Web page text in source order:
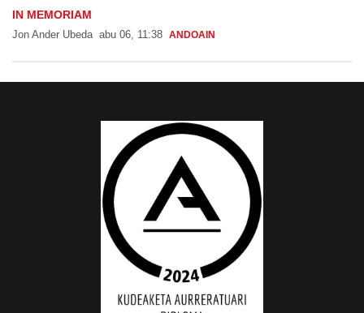
IN MEMORIAM
Jon Ander Ubeda abu 06, 11:38 ANDOAIN